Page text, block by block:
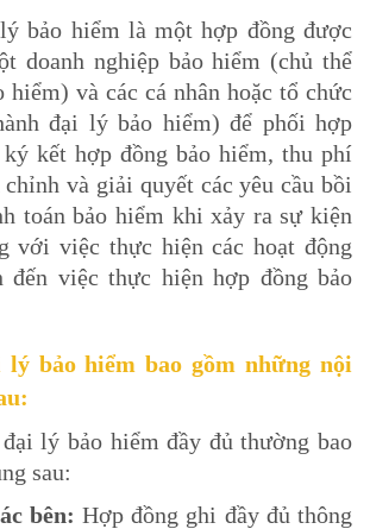
bảo hiểm là một hợp đồng được
doanh nghiệp bảo hiểm (chủ thể
hiểm) và các cá nhân hoặc tổ chức
đại lý bảo hiểm) để phối hợp
kết hợp đồng bảo hiểm, thu phí
và giải quyết các yêu cầu bồi
toán bảo hiểm khi xảy ra sự kiện
với việc thực hiện các hoạt động
đến việc thực hiện hợp đồng bảo
lý bảo hiểm bao gồm những nội
lý bảo hiểm đầy đủ thường bao
sau:
bên: Hợp đồng ghi đầy đủ thông